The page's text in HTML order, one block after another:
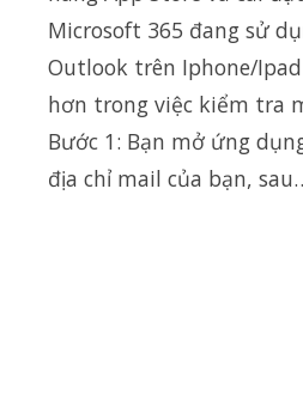
Microsoft 365 đang sử
Outlook trên Iphone/
hơn trong việc kiểm tra
Bước 1: Bạn mở ứng
địa chỉ mail của bạn,